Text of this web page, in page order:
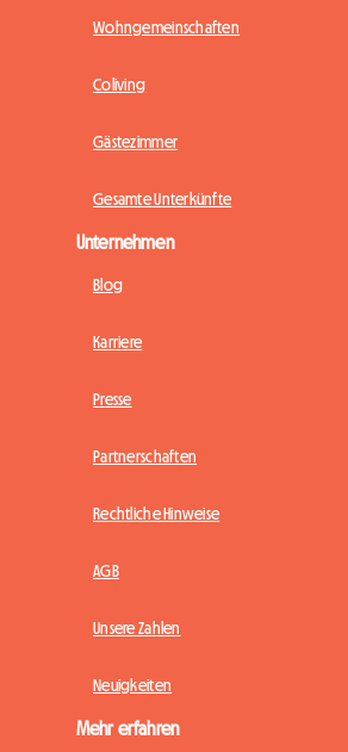
Wohngemeinschaften
Coliving
Gästezimmer
Gesamte Unterkünfte
Unternehmen
Blog
Karriere
Presse
Partnerschaften
Rechtliche Hinweise
AGB
Unsere Zahlen
Neuigkeiten
Mehr erfahren